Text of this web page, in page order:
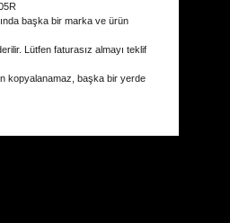
başka bir marka ve ürün
Lütfen faturasız almayı teklif
kopyalanamaz, başka bir yerde